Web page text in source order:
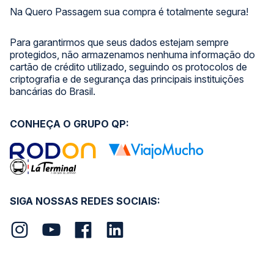
Na Quero Passagem sua compra é totalmente segura!
Para garantirmos que seus dados estejam sempre
protegidos, não armazenamos nenhuma informação do
cartão de crédito utilizado, seguindo os protocolos de
criptografia e de segurança das principais instituições
bancárias do Brasil.
SIGA NOSSAS REDES SOCIAIS:
CONHEÇA O GRUPO QP: